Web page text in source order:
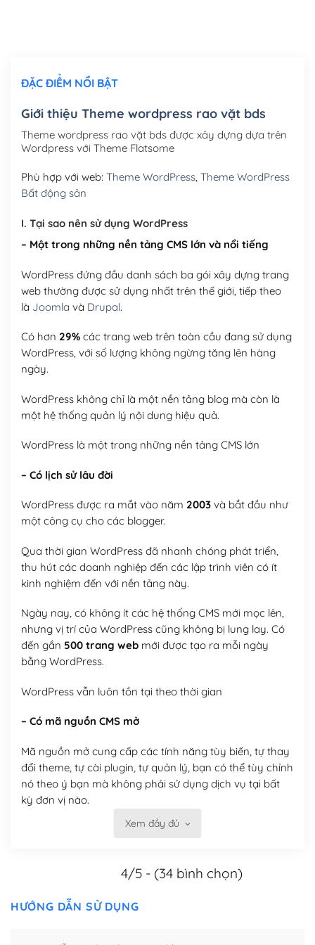
Mua thêm Host + Tên miền
Tên miền quốc tế .com .net .org (1 năm)
(+300,000₫)
Tên miền Việt Nam .vn (1 năm)(+550,000₫)
Hosting 3GB SSD (1 năm)
Hosting 5GB SSD (1 năm)
Hosting 8GB SSD (1 năm) (+950,000₫)
ĐẶC ĐIỂM NỔI BẬT
Giới thiệu Theme wordpress rao vặt bds
Theme wordpress rao vặt bds được xây dựng dựa trên
Wordpress với Theme Flatsome
Phù hợp với web: Theme WordPress, Theme WordPress
Bất động sản
I. Tại sao nên sử dụng WordPress
– Một trong những nền tảng CMS lớn và nổi tiếng
WordPress đứng đầu danh sách ba gói xây dựng trang
web thường được sử dụng nhất trên thế giới, tiếp theo
là Joomla và Drupal.
Có hơn 29%các trang web trên toàn cầu đang sử dụng
WordPress, với số lượng không ngừng tăng lên hàng
ngày.
WordPress không chỉ là một nền tảng blog mà còn là
một hệ thống quản lý nội dung hiệu quả.
WordPress là một trong những nền tảng CMS lớn
– Có lịch sử lâu đời
WordPress được ra mắt vào năm 2003và bắt đầu như
một công cụ cho các blogger.
Qua thời gian WordPress đã nhanh chóng phát triển,
thu hút các doanh nghiệp đến các lập trình viên có ít
kinh nghiệm đến với nền tảng này.
Ngày nay, có không ít các hệ thống CMS mới mọc lên,
nhưng vị trí của WordPress cũng không bị lung lay. Có
đến gần 500 trang webmới được tạo ra mỗi ngày
bằng WordPress.
WordPress vẫn luôn tồn tại theo thời gian
– Có mã nguồn CMS mở
Mã nguồn mở cung cấp các tính năng tùy biến, tự thay
đổi theme, tự cài plugin, tự quản lý, bạn có thể tùy chỉnh
nó theo ý bạn mà không phải sử dụng dịch vụ tại bất
kỳ đơn vị nào.
Việc của bạn là đăng ký một tên miền và hosting để
Có thể tùy biến trên website WordPress
– Thân thiện với công cụ tìm kiếm
Xem đầy đủ
4/5 - (34 bình chọn)
HƯỚNG DẪN SỬ DỤNG